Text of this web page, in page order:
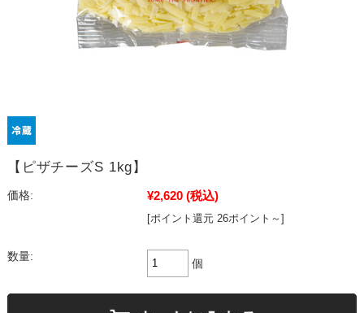
【ピザチーズS 1kg】
価格: ¥2,620 (税込)
[ポイント還元 26ポイント～]
数量:
個